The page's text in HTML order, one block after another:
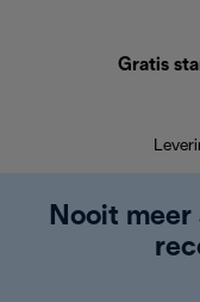
Gratis
Nooit